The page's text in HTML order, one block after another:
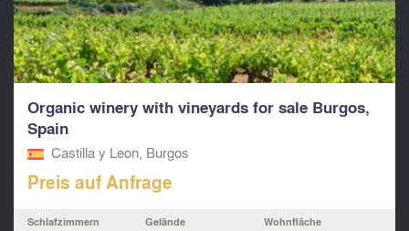
Organic winery with vineyards for sale Burgos,
Spain
Castilla y Leon, Burgos
Preis auf Anfrage
Schlafzimmern Gelände Wohnfläche